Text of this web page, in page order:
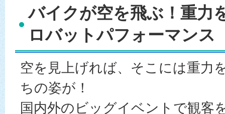
バイクが空を飛ぶ！重力
ロバットパフォーマンス
空を見上げれば、そこには重力
ちの姿が！
国内外のビッグイベントで観客